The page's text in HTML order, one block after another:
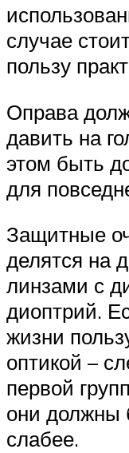
случае
пользу
Оправа
давить на
этом быть
для
Защитные
делятся на
линзами с
диоптрий.
жизни
оптикой –
первой
они должны
слабее.